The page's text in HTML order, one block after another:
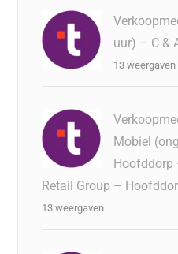
uur) – C &
13 weergaven
Mobiel
Hoofddorp
Retail Group –
13 weergaven